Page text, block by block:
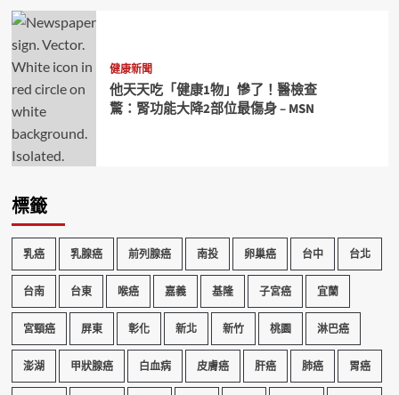
健康新聞
他天天吃「健康1物」慘了！醫檢查
驚：腎功能大降2部位最傷身 – MSN
標籤
乳癌 乳腺癌 前列腺癌 南投 卵巢癌 台中 台北
台南 台東 喉癌 嘉義 基隆 子宮癌 宜蘭
宮頸癌 屏東 彰化 新北 新竹 桃園 淋巴癌
澎湖 甲狀腺癌 白血病 皮膚癌 肝癌 肺癌 胃癌